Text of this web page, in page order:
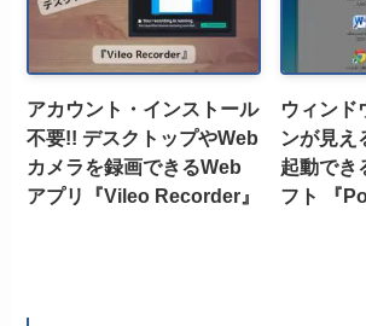
アカウント・インストール
不要!! デスクトップやWeb
カメラを録画できるWeb
アプリ『Vileo Recorder』
ウィンド
ンが見え
起動でき
フト 『